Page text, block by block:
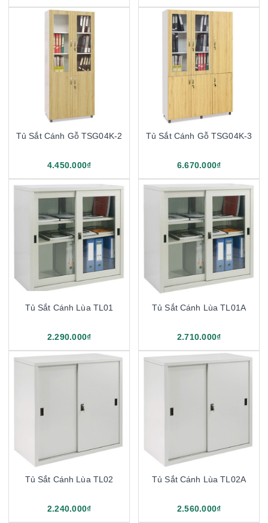
Tủ Sắt Cánh Gỗ TSG04K-2
4.450.000₫
Tủ Sắt Cánh Gỗ TSG04K-3
6.670.000₫
Tủ Sắt Cánh Lùa TL01
2.290.000₫
Tủ Sắt Cánh Lùa TL01A
2.710.000₫
Tủ Sắt Cánh Lùa TL02
2.240.000₫
Tủ Sắt Cánh Lùa TL02A
2.560.000₫